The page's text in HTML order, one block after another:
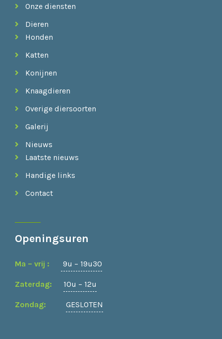
Onze diensten
Dieren
Honden
Katten
Konijnen
Knaagdieren
Overige diersoorten
Galerij
Nieuws
Laatste nieuws
Handige links
Contact
Openingsuren
Ma – vrij : 9u – 19u30
Zaterdag: 10u – 12u
Zondag: GESLOTEN